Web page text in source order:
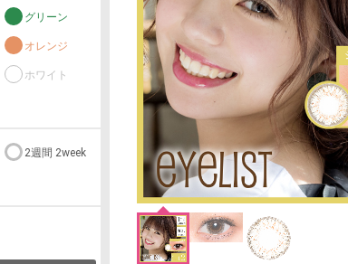
グリーン
オレンジ
ホワイト
2週間 2week